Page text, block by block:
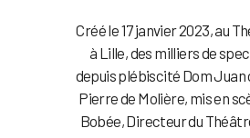
Créé le 17 janvier 2023, au
à Lille, des milliers de
depuis plébiscité Dom Juan
Pierre de Molière, mis en
Bobée, Directeur du